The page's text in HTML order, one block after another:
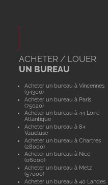
ACHETER / LOUER
UN BUREAU
Acheter un bureau à Vincennes
(94300)
Acheter un bureau à Paris
(75020)
Acheter un bureau à 44 Loire-
Atlantique
Acheter un bureau à 84
Vaucluse
Acheter un bureau à Chartres
(28000)
Acheter un bureau à Nice
(06000)
Acheter un bureau à Metz
(57000)
Acheter un bureau à 40 Landes